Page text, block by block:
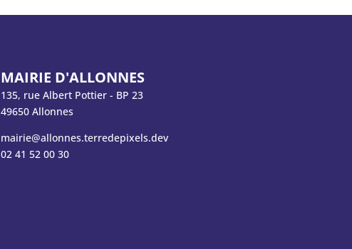
MAIRIE D'ALLONNES
135, rue Albert Pottier - BP 23
49650 Allonnes
mairie@allonnes.terredepixels.dev
02 41 52 00 30